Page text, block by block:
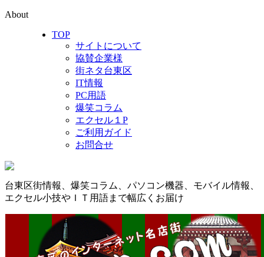
About
TOP
サイトについて
協賛企業様
街ネタ台東区
IT情報
PC用語
爆笑コラム
エクセル１P
ご利用ガイド
お問合せ
台東区街情報、爆笑コラム、パソコン機器、モバイル情報、
エクセル小技やＩＴ用語まで幅広くお届け